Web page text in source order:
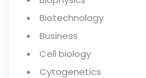
Biotechnology
Business
Cell biology
Cytogenetics